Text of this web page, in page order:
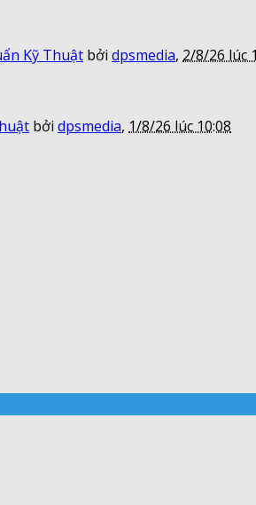
Kỹ Thuật bởi dpsmedia, 2/8/26 lúc
bởi dpsmedia, 1/8/26 lúc 10:08